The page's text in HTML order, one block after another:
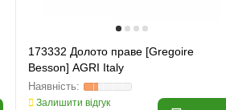
173332 Долото праве [Gregoire
Besson] AGRI Italy
Залишити відгук